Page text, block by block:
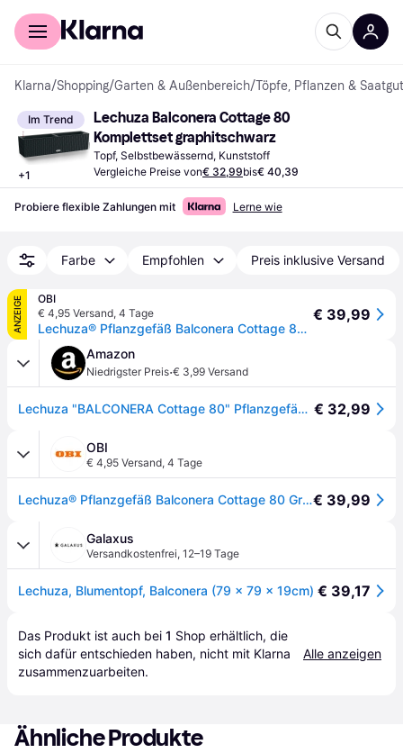
Für Shopper
Klarna/Shopping/Garten & Außenbereich/Töpfe, Pflanzen & Saatgut
Im Trend
+1
Lechuza Balconera Cottage 80
Komplettset graphitschwarz
Topf, Selbstbewässernd, Kunststoff
Vergleiche Preise von€ 32,99bis€ 40,39
Probiere flexible Zahlungen mit Lerne wie
Farbe Empfohlen Preis inklusive Versand
ANZEIGE
OBI
€ 4,95 Versand, 4 Tage
Lechuza® Pflanzgefäß Balconera Cottage 80 Graphitschwarz 79 cm x 19 cm
€ 39,99
Amazon
Niedrigster Preis·€ 3,99 Versand
Lechuza "BALCONERA Cottage 80" Pflanzgefäß mit ERD-Bewässerungs-System, Graphitschwarz, 79 x 19 x 19 cm € 32,99
OBI
€ 4,95 Versand, 4 Tage
Lechuza® Pflanzgefäß Balconera Cottage 80 Graphitschwarz 79 cm x 19 cm€ 39,99
Galaxus
Versandkostenfrei, 12–19 Tage
Lechuza, Blumentopf, Balconera (79 x 79 x 19cm) € 39,17
Das Produkt ist auch bei 1 Shop erhältlich, die
sich dafür entschieden haben, nicht mit Klarna
zusammenzuarbeiten.
Alle anzeigen
Ähnliche Produkte